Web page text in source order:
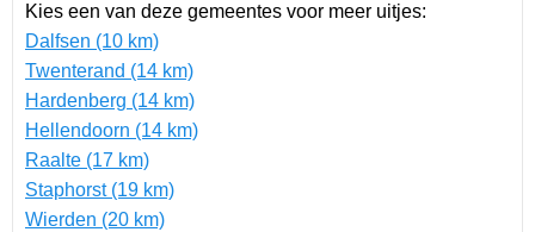
Kies een van deze gemeentes voor meer uitjes:
Dalfsen (10 km)
Twenterand (14 km)
Hardenberg (14 km)
Hellendoorn (14 km)
Raalte (17 km)
Staphorst (19 km)
Wierden (20 km)